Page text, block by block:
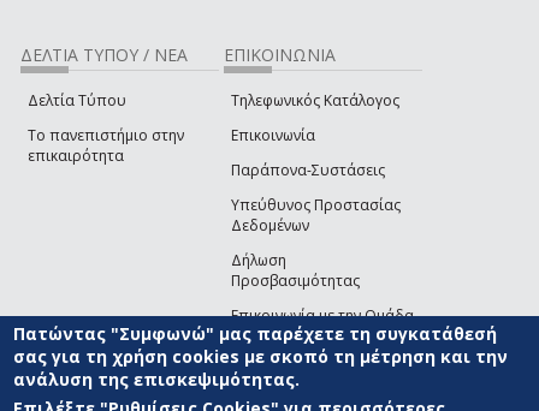
ΔΕΛΤΙΑ ΤΥΠΟΥ / ΝΕΑ
Δελτία Τύπου
Το πανεπιστήμιο στην
επικαιρότητα
ΕΠΙΚΟΙΝΩΝΙΑ
Τηλεφωνικός Κατάλογος
Επικοινωνία
Παράπονα-Συστάσεις
Υπεύθυνος Προστασίας
Δεδομένων
Δήλωση
Προσβασιμότητας
Επικοινωνία με την Ομάδα
Ανάπτυξης του site(link sends e-mail)
© ΠΑΝΕΠΙΣΤΗΜΙΟ ΑΙΓΑΙΟΥ ΟΡΟΙ ΧΡΗΣΗΣ
ΑΝΑΠΤΥΞΗΣ
Πατώντας "Συμφωνώ" μας παρέχετε τη συγκατάθεσή
σας για τη χρήση cookies με σκοπό τη μέτρηση και την
ανάλυση της επισκεψιμότητας.